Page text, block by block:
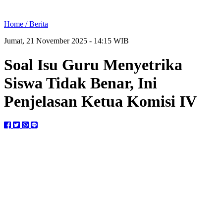
Home /Berita
Jumat, 21 November 2025 - 14:15 WIB
Soal Isu Guru Menyetrika
Siswa Tidak Benar, Ini
Penjelasan Ketua Komisi IV